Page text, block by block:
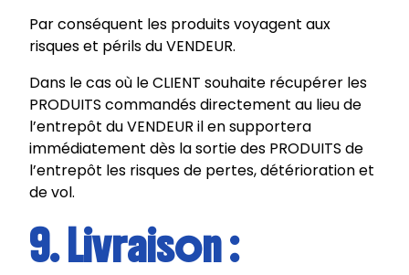
Par conséquent les produits voyagent aux
risques et périls du VENDEUR.
Dans le cas où le CLIENT souhaite récupérer les
PRODUITS commandés directement au lieu de
l’entrepôt du VENDEUR il en supportera
immédiatement dès la sortie des PRODUITS de
l’entrepôt les risques de pertes, détérioration et
de vol.
9. Livraison :